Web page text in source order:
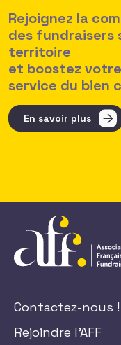
Rejoignez la
des fundraisers
territoire
et boostez
service du bien
En savoir plus
Contactez-nous !
Rejoindre l'AFF